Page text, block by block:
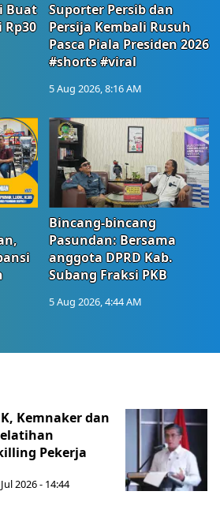
Buat
Rp30
Suporter Persib dan
Persija Kembali Rusuh
Pasca Piala Presiden 2026
#shorts #viral
5 Aug 2026, 8:16 AM
Bincang-bincang
Pasundan: Bersama
anggota DPRD Kab.
Subang Fraksi PKB
5 Aug 2026, 4:44 AM
Kemnaker dan
Pekerja
2026 - 14:44